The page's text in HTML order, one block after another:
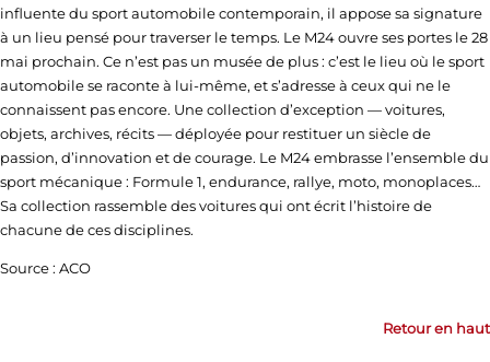
influente du sport automobile contemporain, il appose sa signature
à un lieu pensé pour traverser le temps. Le M24 ouvre ses portes le 28
mai prochain. Ce n’est pas un musée de plus : c’est le lieu où le sport
automobile se raconte à lui-même, et s’adresse à ceux qui ne le
connaissent pas encore. Une collection d’exception — voitures,
objets, archives, récits — déployée pour restituer un siècle de
passion, d’innovation et de courage. Le M24 embrasse l’ensemble du
sport mécanique : Formule 1, endurance, rallye, moto, monoplaces…
Sa collection rassemble des voitures qui ont écrit l’histoire de
chacune de ces disciplines.
Source : ACO
Retour en haut